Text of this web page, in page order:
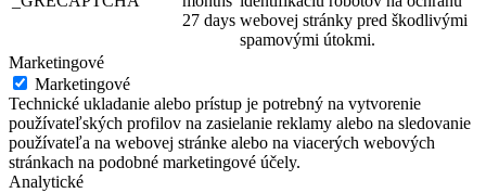
27 days webovej stránky pred škodlivými
spamovými útokmi.
Marketingové
Marketingové
Technické ukladanie alebo prístup je potrebný na vytvorenie
používateľských profilov na zasielanie reklamy alebo na sledovanie
používateľa na webovej stránke alebo na viacerých webových
stránkach na podobné marketingové účely.
Analytické